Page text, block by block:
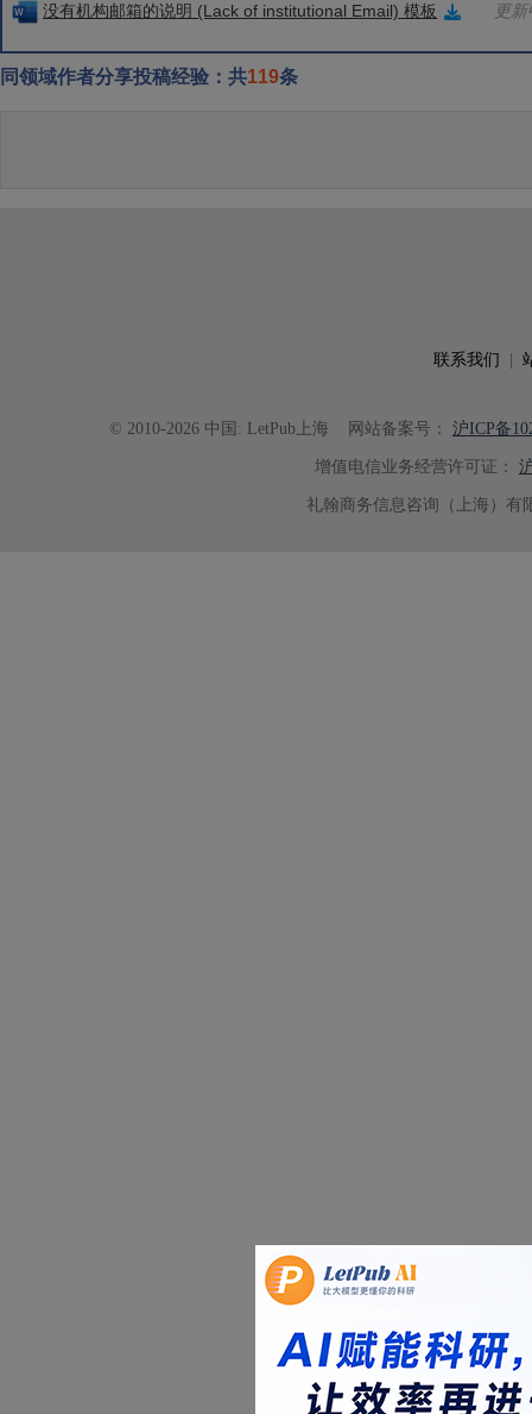
没有机构邮箱的说明 (Lack of institutional Email) 模板 更
同领域作者分享投稿经验：共119条
联系我们
© 2010-2026 中国: LetPub上海 网站备案号： 沪ICP备
增值电信业务经营许可证：
礼翰商务信息咨询（上海）